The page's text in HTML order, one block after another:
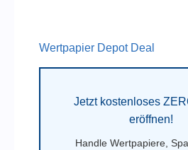
Wertpapier Depot Deal
Jetzt kostenloses
eröffnen!
Handle Wertpapiere,